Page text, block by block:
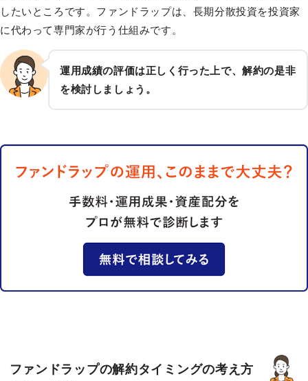
したいところです。ファンドラップは、長期分散投資を投資家
に代わって専門家が行う仕組みです。
運用成績の評価は正しく行った上で、解約の是非
を検討しましょう。
ファンドラップの解約タイミングの考え方